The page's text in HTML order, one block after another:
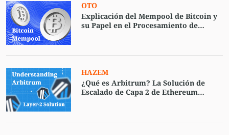
OTO
Explicación del Mempool de Bitcoin y
su Papel en el Procesamiento de
HAZEM
¿Qué es Arbitrum? La Solución de
Escalado de Capa 2 de Ethereum